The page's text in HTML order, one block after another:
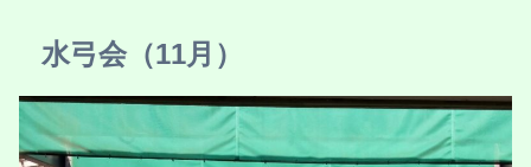
水弓会（11月）